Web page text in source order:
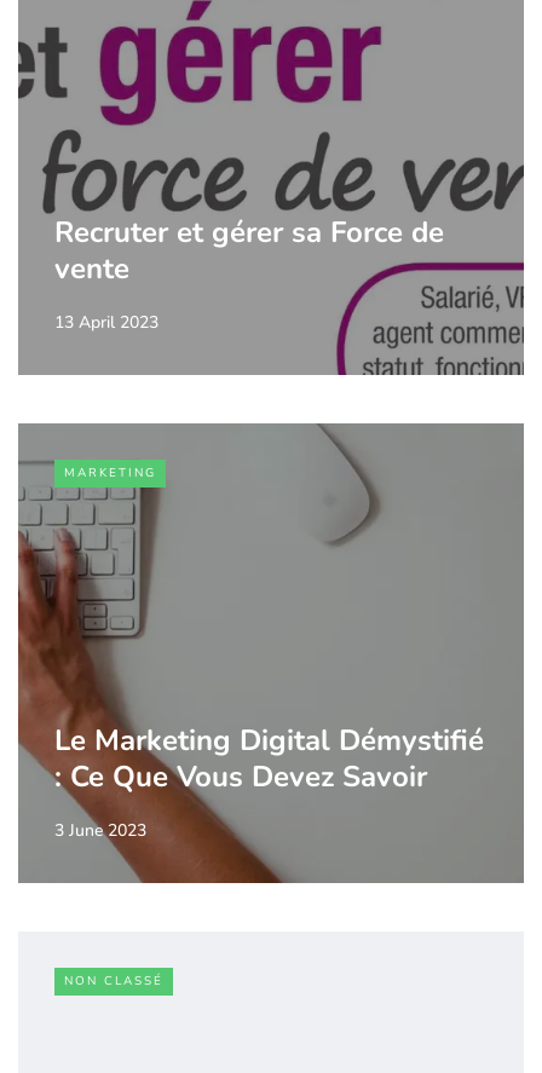
Recruter et gérer sa Force de
vente
13 April 2023
MARKETING
Le Marketing Digital Démystifié
: Ce Que Vous Devez Savoir
3 June 2023
NON CLASSÉ